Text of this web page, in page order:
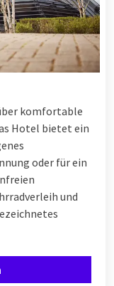
komfortable
Hotel bietet ein
oder für ein
und